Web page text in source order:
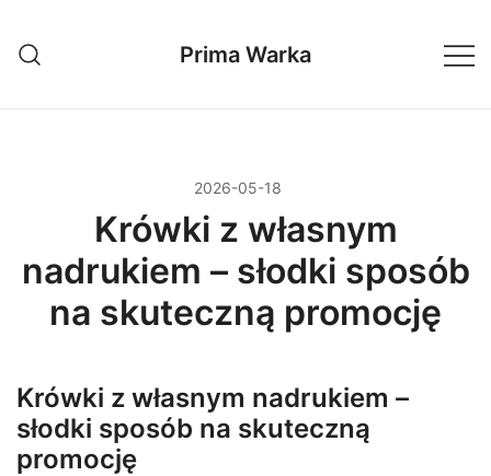
treści
Prima Warka
2026-05-18
Krówki z własnym
nadrukiem – słodki sposób
na skuteczną promocję
Krówki z własnym nadrukiem –
słodki sposób na skuteczną
promocję